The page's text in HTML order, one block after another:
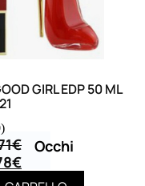
Speciali
Occhi
GIRL EDP 50 ML
€
€